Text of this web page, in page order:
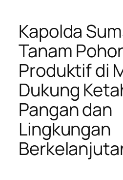
Kapolda
Tanam
Produktif di
Dukung
Pangan dan
Lingkungan